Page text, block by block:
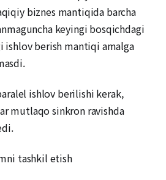
biznes mantiqida barcha
keyingi bosqichdagi
ishlov berish mantiqi amalga
ishlov berilishi kerak,
mutlaqo sinkron ravishda
tashkil etish